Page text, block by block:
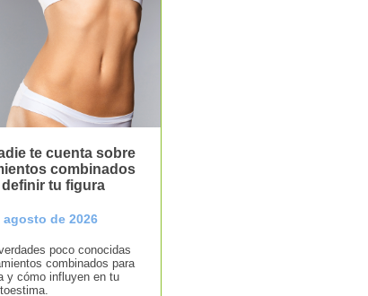
te cuenta sobre
combinados
definir tu figura
agosto de 2026
poco conocidas
combinados para
y cómo influyen en tu